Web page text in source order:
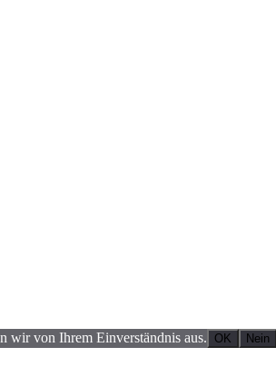
wir von Ihrem Einverständnis aus. OK Nein